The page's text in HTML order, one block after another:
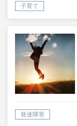
子育て
発達障害